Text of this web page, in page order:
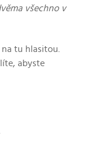
všechno v
tu hlasitou.
abyste